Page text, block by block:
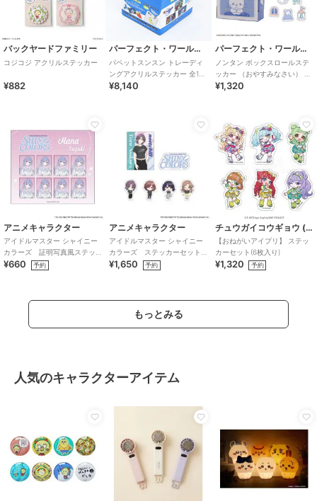
バックヤードファミリー
コジコジ アクリルステッカー
¥882
パーフェクト・ワールド・トーキョー
パペットスンスン トレーディ
ングアクリルステッカー 全10
種 コンプリートBOX
¥8,140
パーフェクト・ワールド・トーキョー
ノンタン ボックスロールステ
ッカー （おやすみなさい） シ
ール 9柄90ピース 絵本
¥1,320
アニメキャラクター
アイドルマスター シャイニー
カラーズ 証明写真風ステッ
カー (鈴木羽那)
¥660 予約
アニメキャラクター
アイドルマスター シャイニー
カラーズ ステッカーセット
(283プロ ノクチル)
¥1,650 予約
チュウガイコウギョウ (Chugai Mining)
【おねがいアイプリ】 ステッ
カーセット(6枚入り)
¥1,320 予約
もっとみる
人気のキャラクターアイテム